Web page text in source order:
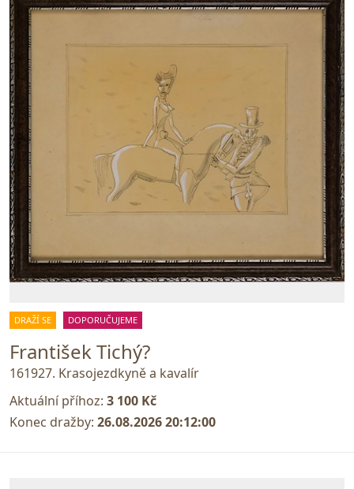
DRAŽÍ SE DOPORUČUJEME
František Tichý?
161927. Krasojezdkyně a kavalír
Aktuální příhoz: 3 100 Kč
Konec dražby: 26.08.2026 20:12:00